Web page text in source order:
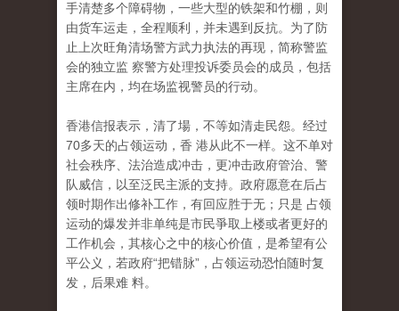
手清楚多个障碍物，一些大型的铁架和竹棚，则
由货车运走，全程顺利，并未遇到反抗。为了防
止上次旺角清场警方武力执法的再现，简称警监
会的独立监 察警方处理投诉委员会的成员，包括
主席在内，均在场监视警员的行动。
香港信报表示，清了場，不等如清走民怨。经过
70多天的占领运动，香 港从此不一样。这不单对
社会秩序、法治造成冲击，更冲击政府管治、警
队威信，以至泛民主派的支持。政府愿意在后占
领时期作出修补工作，有回应胜于无；只是 占领
运动的爆发并非单纯是市民爭取上楼或者更好的
工作机会，其核心之中的核心价值，是希望有公
平公义，若政府“把错脉”，占领运动恐怕随时复
发，后果难 料。